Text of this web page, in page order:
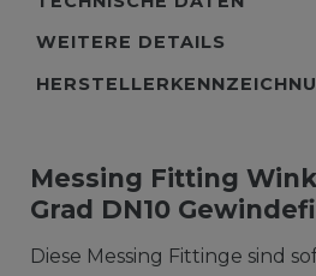
WEITERE DETAILS
Messing Fitting
Grad DN10
Diese Messing Fittinge sind